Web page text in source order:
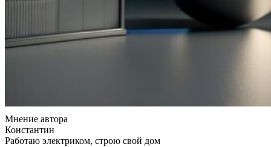
Мнение автора
Константин
Работаю электриком, строю свой дом